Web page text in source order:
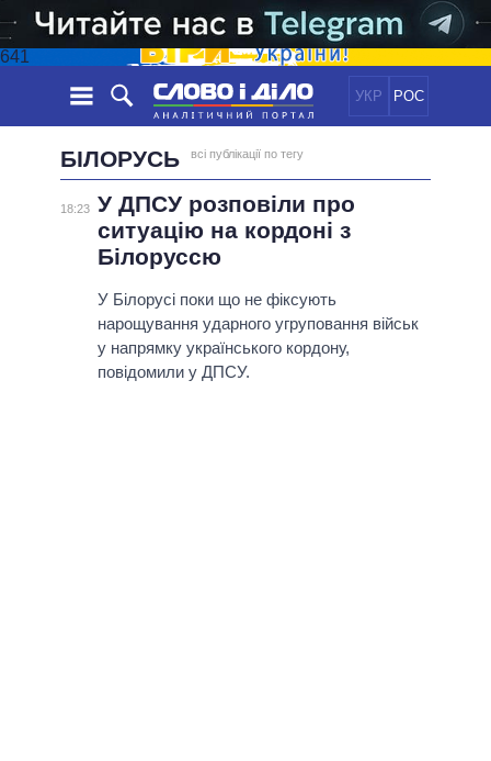
641
УКР РОС
НОВИНИ
СТРІЧКА
ПОДІЇ
СТАТТІ
ДУМКИ
ОГЛЯДИ
ДАЙДЖЕСТИ
ПОЛІТИКА
ЕКОНОМІКА
СВІТ
ОБIЦЯНКИ
ПОЛIТИКИ
УСІ ПОЛІТИКИ
ПРЕЗИДЕНТ І ОФІС
ВЕРХОВНА РАДА
ІНФОГРАФІКА
ВІДЕО
БІЛОРУСЬ всі публікації по тегу
18:23 У ДПСУ розповіли про
ситуацію на кордоні з
Білоруссю
У Білорусі поки що не фіксують
нарощування ударного угруповання військ
у напрямку українського кордону,
повідомили у ДПСУ.